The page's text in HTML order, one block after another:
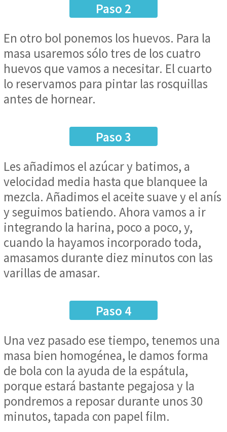
Paso 2
En otro bol ponemos los huevos. Para la
masa usaremos sólo tres de los cuatro
huevos que vamos a necesitar. El cuarto
lo reservamos para pintar las rosquillas
antes de hornear.
Paso 3
Les añadimos el azúcar y batimos, a
velocidad media hasta que blanquee la
mezcla. Añadimos el aceite suave y el anís
y seguimos batiendo. Ahora vamos a ir
integrando la harina, poco a poco, y,
cuando la hayamos incorporado toda,
amasamos durante diez minutos con las
varillas de amasar.
Paso 4
Una vez pasado ese tiempo, tenemos una
masa bien homogénea, le damos forma
de bola con la ayuda de la espátula,
porque estará bastante pegajosa y la
pondremos a reposar durante unos 30
minutos, tapada con papel film.